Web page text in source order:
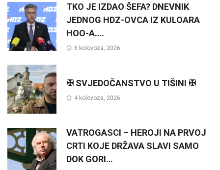
TKO JE IZDAO ŠEFA? DNEVNIK
JEDNOG HDZ-OVCA IZ KULOARA
HOO-A….
6 kolovoza, 2026
✠ SVJEDOČANSTVO U TIŠINI ✠
4 kolovoza, 2026
VATROGASCI – HEROJI NA PRVOJ
CRTI KOJE DRŽAVA SLAVI SAMO
DOK GORI…